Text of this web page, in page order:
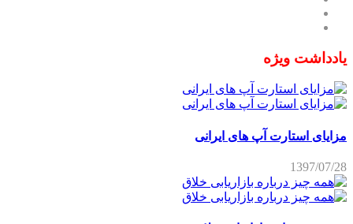
یادداشت ویژه
مزایای استارت آپ های ایرانی
1397/07/28